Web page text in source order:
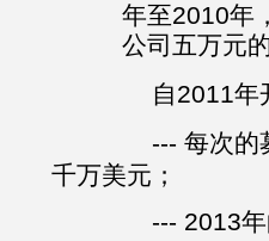
年至2010年
公司五万元
自2011年开始
--- 每次的募
千万美元；
--- 2013年的